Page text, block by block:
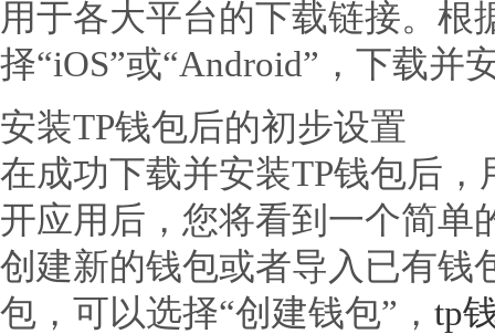
用于各大平台的下载链接。根
择“iOS”或“Android”，下载并
安装TP钱包后的初步设置
在成功下载并安装TP钱包后
开应用后，您将看到一个简单
创建新的钱包或者导入已有钱
包，可以选择“创建钱包”， tp